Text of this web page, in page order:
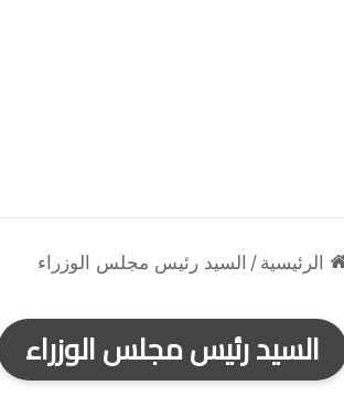
الرئيسية / السيد رئيس مجلس الوزراء
السيد رئيس مجلس الوزراء